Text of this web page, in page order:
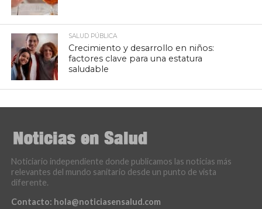
SALUD PÚBLICA
Crecimiento y desarrollo en niños:
factores clave para una estatura
saludable
Noticiario independiente donde publicamos las noticias más
relevantes del mundo sanitario desde un punto de vista
diferente.
Contacto: hola@noticiasensalud.com